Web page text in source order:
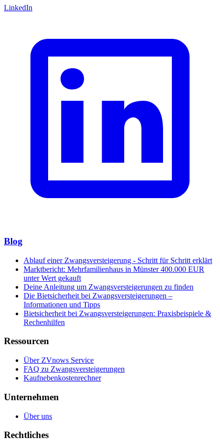
LinkedIn
Blog
Ablauf einer Zwangsversteigerung - Schritt für Schritt erklärt
Marktbericht: Mehrfamilienhaus in Münster 400.000 EUR
unter Wert gekauft
Deine Anleitung um Zwangsversteigerungen zu finden
Die Bietsicherheit bei Zwangsversteigerungen –
Informationen und Tipps
Bietsicherheit bei Zwangsversteigerungen: Praxisbeispiele &
Rechenhilfen
Ressourcen
Über ZVnows Service
FAQ zu Zwangsversteigerungen
Kaufnebenkostenrechner
Unternehmen
Über uns
Rechtliches